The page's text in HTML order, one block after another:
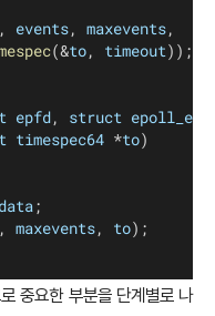
, events, maxevents,
(&to, timeout));
epfd, struct
timespec64 *to)
;
, maxevents, to);
중요한 부분을 단계별로 나